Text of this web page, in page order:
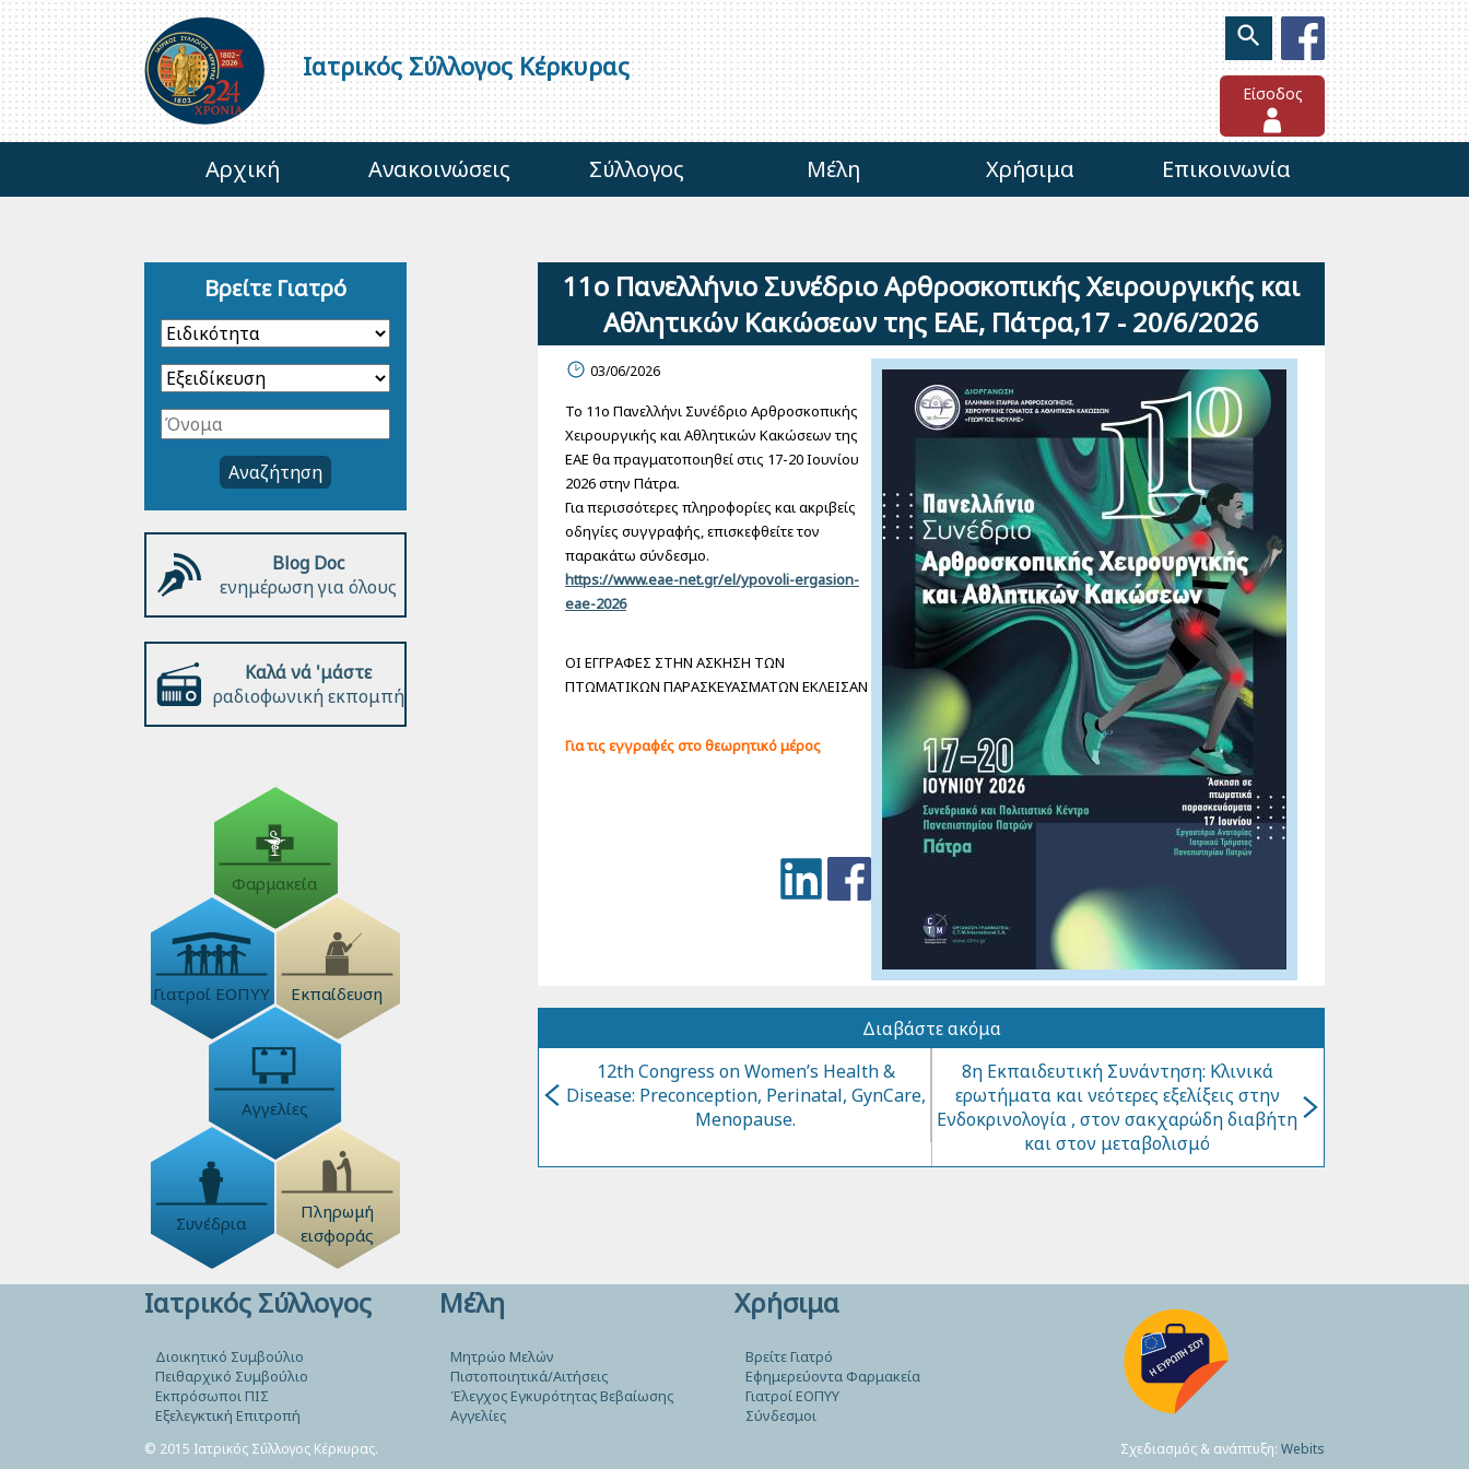
Ιατρικός Σύλλογος Κέρκυρας
Είσοδος
Αρχική Ανακοινώσεις Σύλλογος Μέλη Χρήσιμα Επικοινωνία
11ο Πανελλήνιο Συνέδριο Αρθροσκοπικής Χειρουργικής και
Αθλητικών Κακώσεων της ΕΑΕ, Πάτρα,17 - 20/6/2026
03/06/2026
Το 11ο Πανελλήνι Συνέδριο Αρθροσκοπικής
Χειρουργικής και Αθλητικών Κακώσεων της
ΕΑΕ θα πραγματοποιηθεί στις 17-20 Ιουνίου
2026 στην Πάτρα.
Για περισσότερες πληροφορίες και ακριβείς
οδηγίες συγγραφής, επισκεφθείτε τον
παρακάτω σύνδεσμο.
https://www.eae-net.gr/el/ypovoli-ergasion-
eae-2026
ΟΙ ΕΓΓΡΑΦΕΣ ΣΤΗΝ ΑΣΚΗΣΗ ΤΩΝ
ΠΤΩΜΑΤΙΚΩΝ ΠΑΡΑΣΚΕΥΑΣΜΑΤΩΝ ΕΚΛΕΙΣΑΝ
‍Για τις εγγραφές στο θεωρητικό μέρος
Διαβάστε ακόμα
12th Congress on Women’s Health &
Disease: Preconception, Perinatal, GynCare,
Menopause.
8η Εκπαιδευτική Συνάντηση: Κλινικά
ερωτήματα και νεότερες εξελίξεις στην
Ενδοκρινολογία , στον σακχαρώδη διαβήτη
και στον μεταβολισμό
Βρείτε Γιατρό
Αναζήτηση
Blog Doc
ενημέρωση για όλους
Καλά νά 'μάστε
ραδιοφωνική εκπομπή
Φαρμακεία
Γιατροί ΕΟΠΥΥ Εκπαίδευση
Αγγελίες
Συνέδρια
Πληρωμή
εισφοράς
Ιατρικός Σύλλογος
Διοικητικό Συμβούλιο
Πειθαρχικό Συμβούλιο
Εκπρόσωποι ΠΙΣ
Εξελεγκτική Επιτροπή
Μέλη
Μητρώο Μελών
Πιστοποιητικά/Αιτήσεις
Έλεγχος Εγκυρότητας Βεβαίωσης
Αγγελίες
Χρήσιμα
Βρείτε Γιατρό
Εφημερεύοντα Φαρμακεία
Γιατροί ΕΟΠΥΥ
Σύνδεσμοι
© 2015 Ιατρικός Σύλλογος Κέρκυρας. Σχεδιασμός & ανάπτυξη: Webits